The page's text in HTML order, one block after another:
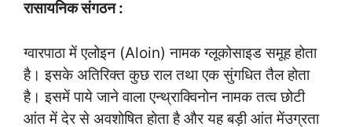
रासायनिक संगठन :
ग्वारपाठा में एलोइन (Aloin) नामक ग्लूकोसाइड समूह होता
है। इसके अतिरिक्त कुछ राल तथा एक सुंगधित तैल होता
है। इसमें पाये जाने वाला एन्थ्राक्विनोन नामक तत्व छोटी
आंत में देर से अवशोषित होता है और यह बड़ी आंत मेंउग्रता